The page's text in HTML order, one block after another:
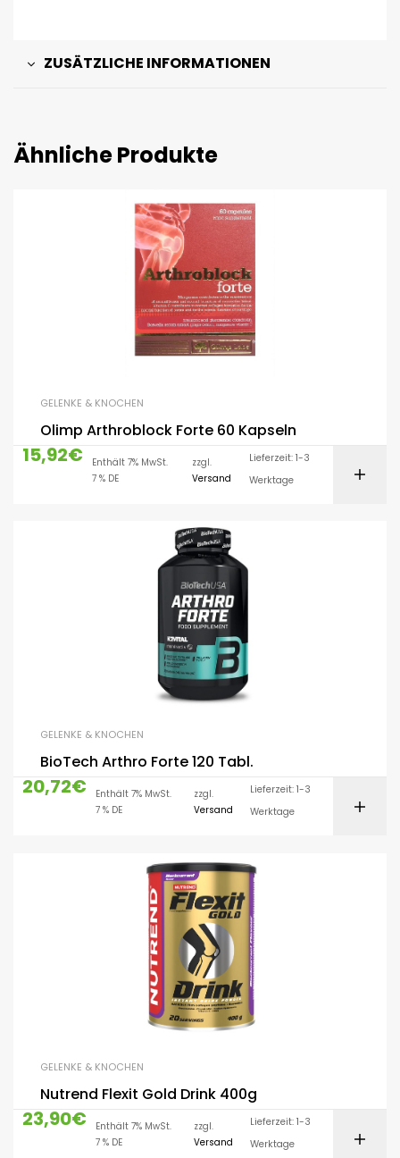
ZUSÄTZLICHE INFORMATIONEN
Ähnliche Produkte
GELENKE & KNOCHEN
Olimp Arthroblock Forte 60 Kapseln
15,92€
Enthält 7% MwSt.
7 % DE
zzgl.
Versand
Lieferzeit: 1-3
Werktage
GELENKE & KNOCHEN
BioTech Arthro Forte 120 Tabl.
20,72€
Enthält 7% MwSt.
7 % DE
zzgl.
Versand
Lieferzeit: 1-3
Werktage
GELENKE & KNOCHEN
Nutrend Flexit Gold Drink 400g
23,90€
Enthält 7% MwSt.
7 % DE
zzgl.
Versand
Lieferzeit: 1-3
Werktage